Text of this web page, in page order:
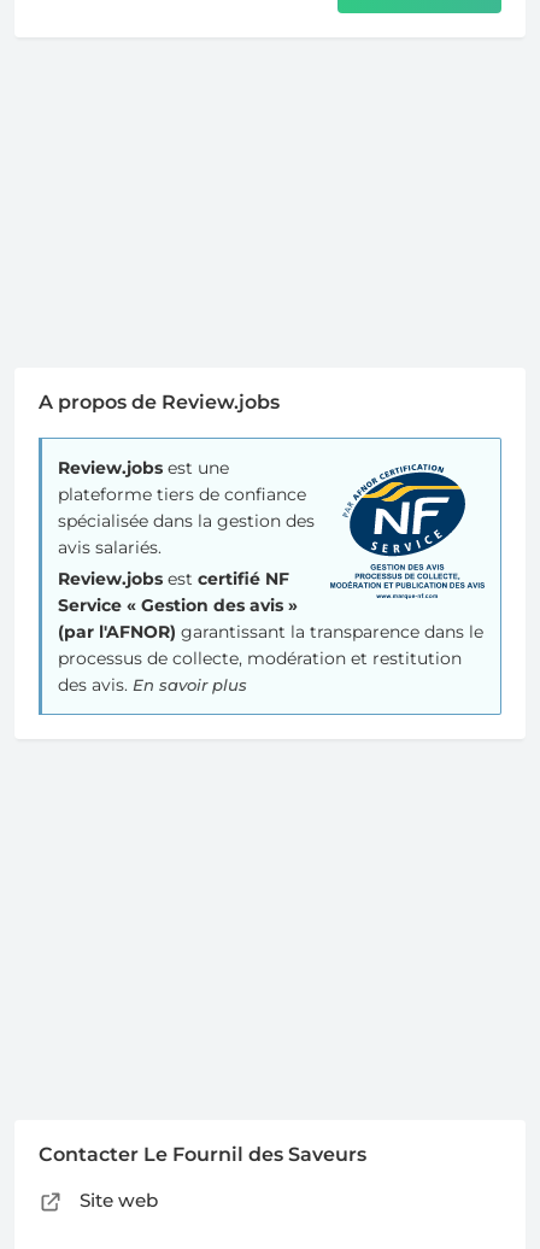
A propos de Review.jobs
Review.jobs est une
plateforme tiers de confiance
spécialisée dans la gestion des
avis salariés.
Review.jobs est certifié NF
Service « Gestion des avis »
(par l'AFNOR) garantissant la transparence dans le
processus de collecte, modération et restitution
des avis. En savoir plus
Contacter Le Fournil des Saveurs
Site web